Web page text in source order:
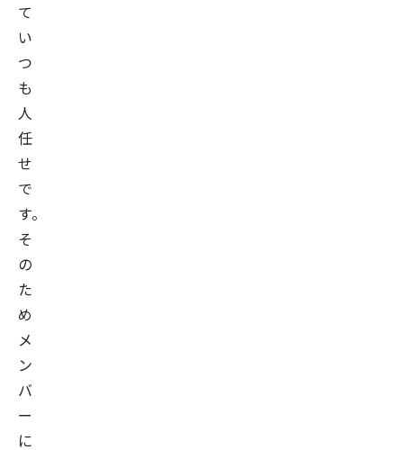
て
い
つ
も
人
任
せ
で
す。
そ
の
た
め
メ
ン
バ
ー
に